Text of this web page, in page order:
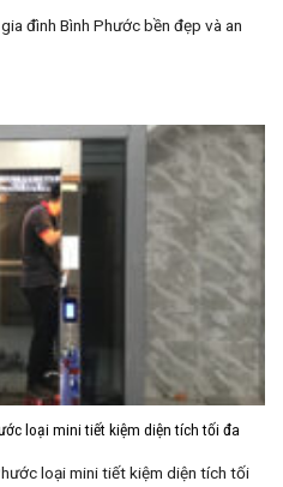
đình Bình Phước bền đẹp và an
loại mini tiết kiệm diện tích tối đa
loại mini tiết kiệm diện tích tối